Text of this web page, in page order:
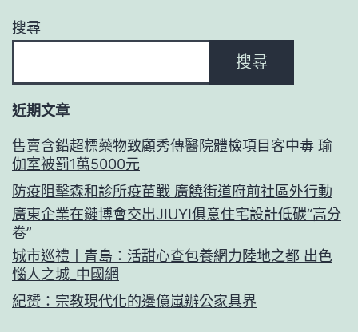
搜尋
搜尋
近期文章
售賣含鉛超標藥物致顧秀傳醫院體檢項目客中毒 瑜
伽室被罰1萬5000元
防疫阻擊森和診所疫苗戰 廣饒街道府前社區外行動
廣東企業在鏈博會交出JIUYI俱意住宅設計低碳“高分
卷”
城市巡禮丨青島：活甜心查包養網力陸地之都 出色
惱人之城_中國網
紀赟：宗教現代化的邊億嵐辦公家具界